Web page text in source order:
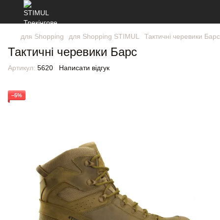
для Shopping для Shopping STIMUL Тактичні черевики Барс
Тактичні черевики Барс
Артикул: 5620 Написати відгук
−5%